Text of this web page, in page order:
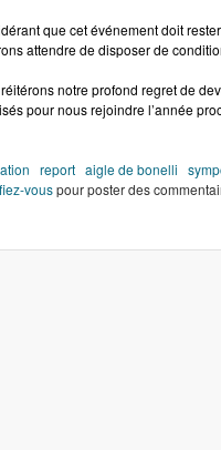
que cet événement doit
attendre de disposer de
notre profond regret de
pour nous rejoindre l’année
report aigle de bonelli
vouspour poster des